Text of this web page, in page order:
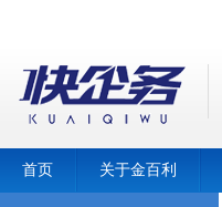
首页 关于金百利